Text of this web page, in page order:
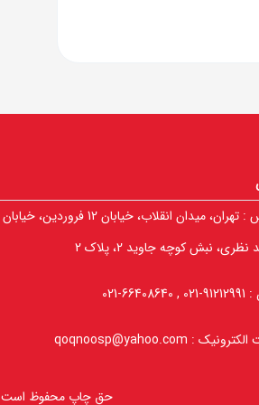
:
تهران، میدان انقلاب، خیابان 12 فروردین، خیابان
نبش کوچه جاوید 2، پلاک 2
:
91212991-021 , 66408640-021
:
qoqnoosp@yahoo.com
حق چاپ محفوظ است